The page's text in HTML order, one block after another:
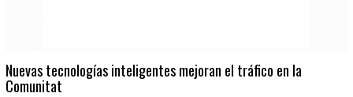
Nuevas tecnologías inteligentes mejoran el tráfico en la
Comunitat